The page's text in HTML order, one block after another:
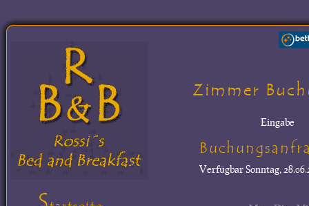
Zimmer
Eingabe
VerfügbarSonntag,